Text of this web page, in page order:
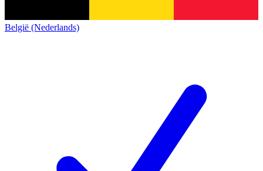
België (Nederlands)